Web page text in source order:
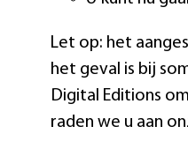
Let op: het
het geval is bij
Digital Editions
raden we u aan